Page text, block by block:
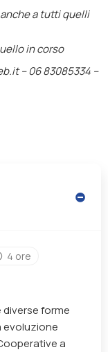
a tutti quelli
in corso
–06 83085334 –
4 ore
diverse forme
evoluzione
a